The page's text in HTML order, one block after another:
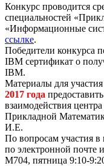
Конкурс проводится
специальностей
«Информационные
ссылке.
Победители конкурса
IBM сертификат о
IBM.
Материалы для
2017 года
взаимодействия
Прикладной
И.Е.
По вопросам участия
по электронной почте
М704, пятница 9:10-